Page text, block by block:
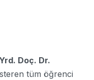
Yrd. Doç. Dr.
tüm öğrenci